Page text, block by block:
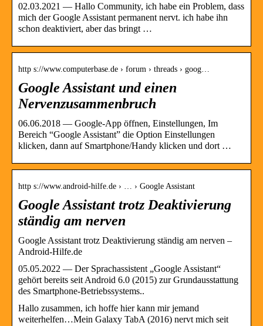
02.03.2021 — Hallo Community, ich habe ein Problem, dass
mich der Google Assistant permanent nervt. ich habe ihn
schon deaktiviert, aber das bringt …
http s://www.computerbase.de › forum › threads › goog…
Google Assistant und einen
Nervenzusammenbruch
06.06.2018 — Google-App öffnen, Einstellungen, Im
Bereich “Google Assistant” die Option Einstellungen
klicken, dann auf Smartphone/Handy klicken und dort …
http s://www.android-hilfe.de › … › Google Assistant
Google Assistant trotz Deaktivierung
ständig am nerven
Google Assistant trotz Deaktivierung ständig am nerven –
Android-Hilfe.de
05.05.2022 — Der Sprachassistent „Google Assistant“
gehört bereits seit Android 6.0 (2015) zur Grundausstattung
des Smartphone-Betriebssystems..
Hallo zusammen, ich hoffe hier kann mir jemand
weiterhelfen…Mein Galaxy TabA (2016) nervt mich seit